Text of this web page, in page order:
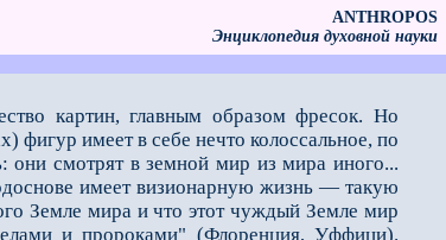
ANTHROPOS
Энциклопедия духовной науки
картин, главным образом фресок. Но
фигур имеет в себе нечто колоссальное, по
они смотрят в земной мир из мира иного...
имеет визионарную жизнь — такую
Земле мира и что этот чуждый Земле мир
и пророками" (Флоренция, Уффици).